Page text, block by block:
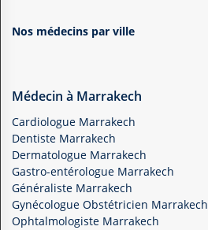
Nos médecins par ville
Médecin à Marrakech
Cardiologue Marrakech
Dentiste Marrakech
Dermatologue Marrakech
Gastro-entérologue Marrakech
Généraliste Marrakech
Gynécologue Obstétricien Marrakech
Ophtalmologiste Marrakech